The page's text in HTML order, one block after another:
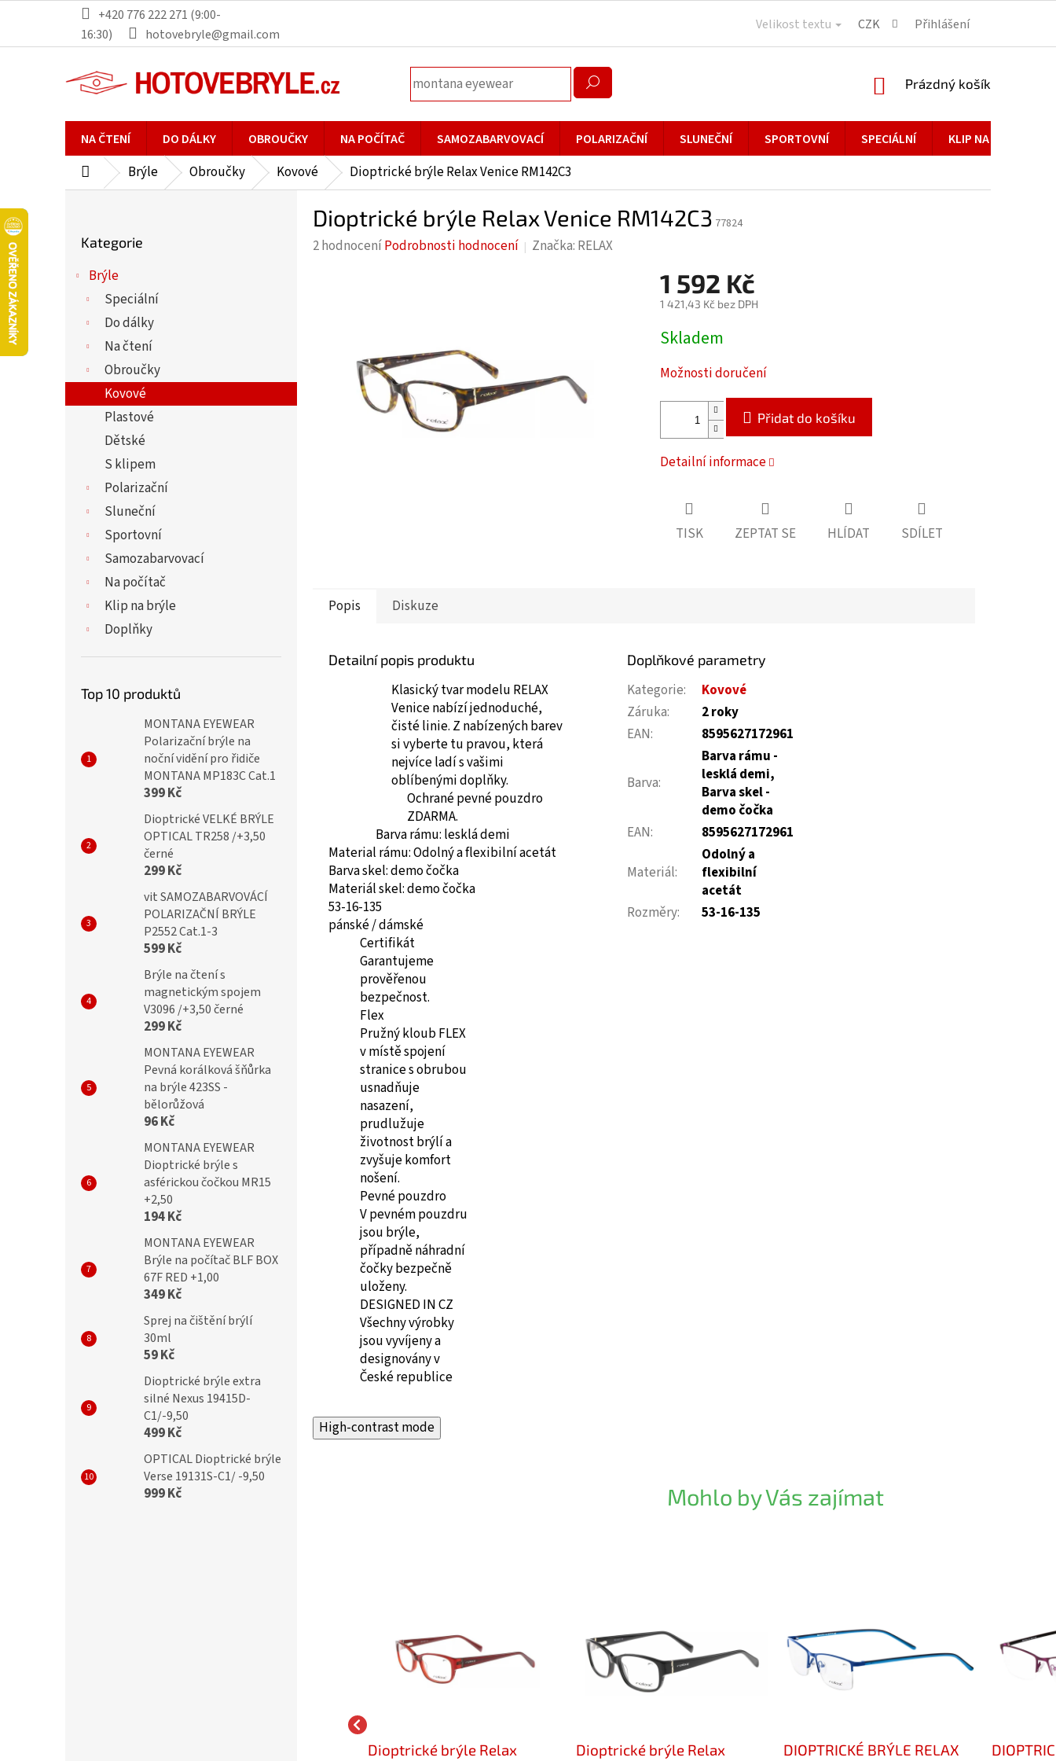
obsah
+420 776 222 271 (9:00-
16:30)
hotovebryle@gmail.com
Velikost textu CZK Přihlášení
NÁKUPNÍ
Prázdný košík
NA ČTENÍ DO DÁLKY OBROUČKY NA POČÍTAČ SAMOZABARVOVACÍ POLARIZAČNÍ SLUNEČNÍ SPORTOVNÍ SPECIÁLNÍ KLIP NA BRÝLE
DomůBrýle Obroučky Kovové Dioptrické brýle Relax Venice RM142C3
kategorie
Kategorie
Brýle
Speciální
Do dálky
Na čtení
Obroučky
Kovové
Plastové
Dětské
S klipem
Polarizační
Sluneční
Sportovní
Samozabarvovací
Na počítač
Klip na brýle
Doplňky
Top 10 produktů
MONTANA EYEWEAR
Polarizační brýle na
noční vidění pro řidiče
MONTANA MP183C Cat.1
399 Kč
Dioptrické VELKÉ BRÝLE
OPTICAL TR258 /+3,50
černé
299 Kč
vit SAMOZABARVOVÁCÍ
POLARIZAČNÍ BRÝLE
P2552 Cat.1-3
599 Kč
Brýle na čtení s
magnetickým spojem
V3096 /+3,50 černé
299 Kč
MONTANA EYEWEAR
Pevná korálková šňůrka
na brýle 423SS -
bělorůžová
96 Kč
MONTANA EYEWEAR
Dioptrické brýle s
asférickou čočkou MR15
+2,50
194 Kč
MONTANA EYEWEAR
Brýle na počítač BLF BOX
67F RED +1,00
349 Kč
Sprej na čištění brýlí
30ml
59 Kč
Dioptrické brýle extra
silné Nexus 19415D-
C1/-9,50
499 Kč
OPTICAL Dioptrické brýle
Verse 19131S-C1/ -9,50
999 Kč
Dioptrické brýle Relax Venice RM142C3 77824
Průměrné
hvězdiček.
2 hodnoceníPodrobnosti hodnocení Značka: RELAX
1 592 Kč
1 421,43 Kč bez DPH
Měrná
cena:
Skladem
Možnosti doručení
Přidat do košíku
Detailní informace
TISK ZEPTAT SE HLÍDAT SDÍLET
Popis Diskuze
Detailní popis produktu
Klasický tvar modelu RELAX
Venice nabízí jednoduché,
čisté linie. Z nabízených barev
si vyberte tu pravou, která
nejvíce ladí s vašimi
oblíbenými doplňky.
Ochrané pevné pouzdro
ZDARMA.
Barva rámu: lesklá demi
Material rámu:Odolný a flexibilní acetát
Barva skel: demo čočka
Materiál skel:demo čočka
53-16-135
pánské / dámské
Certifikát
Garantujeme
prověřenou
bezpečnost.
Flex
Pružný kloub FLEX
v místě spojení
stranice s obrubou
usnadňuje
nasazení,
prudlužuje
životnost brýlí a
zvyšuje komfort
nošení.
Pevné pouzdro
V pevném pouzdru
jsou brýle,
případně náhradní
čočky bezpečně
uloženy.
DESIGNED IN CZ
Všechny výrobky
jsou vyvíjeny a
designovány v
České republice
Doplňkové parametry
Kategorie:
Kovové
Záruka:
2 roky
EAN: 8595627172961
Barva:
Barva rámu -
lesklá demi,
Barva skel -
demo čočka
EAN: 8595627172961
Materiál:
Odolný a
flexibilní
acetát
Rozměry: 53-16-135
High-contrast mode
Mohlo by Vás zajímat
Dioptrické brýle Relax
Dioptrické brýle Relax
DIOPTRICKÉ BRÝLE RELAX